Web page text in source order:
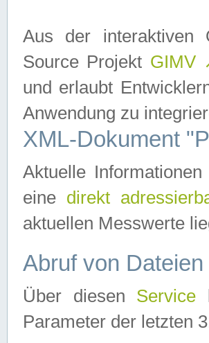
Aus der interaktiven
Source Projekt GIMV
und erlaubt
Anwendung zu
XML-Dokument
Aktuelle
eine direkt
aktuellen Messwerte
Abruf von Dateien
Über diesen Service
Parameter der letzten